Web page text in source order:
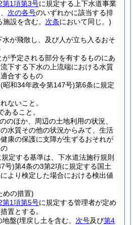
第1項第3号に規定する上下水道事業
次の各号のいずれかに該当する排
設を含む。 次条において同じ。)
が飛散し、及び人が立ち入るおそ
が予定される部分を有するものにあ
下する下水の上流端における水質
合するもの
(昭和34年政令第147号)第6条に規定
ないこと。
あること。
のほか、周辺の土地利用の状況、
水質その他の状況からみて、生活
康の保護に支障が生ずるおそれが
規定する基準は、下水道法施行規則
号)第4条の3第2項に規定する国土
より検定した場合における検出値
めの措置)
第1項第5号に規定する管理者が定め
置とする。
地盤(埋戻し土を含む。 次号及び第4